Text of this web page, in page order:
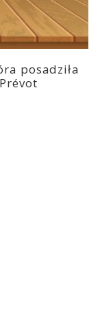
posadziła